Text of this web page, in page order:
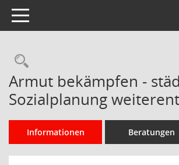
Toggle navigation
Rechercheauswahl
Armut bekämpfen -
Sozialplanung
Informationen Beratungen